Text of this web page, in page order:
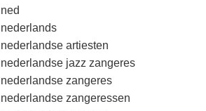
ned
nederlands
nederlandse artiesten
nederlandse jazz zangeres
nederlandse zangeres
nederlandse zangeressen